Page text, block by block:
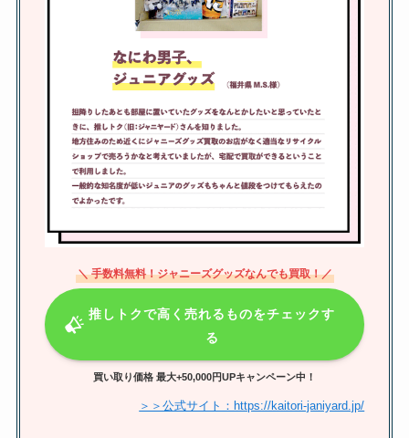
アイドルグッズ買取で持ち込みお
すすめは？東京店舗や秋葉原・注
いの？買取店舗おすすめや電池・
ジャニーズcdを買取する店舗は？
ブックオフやゲオ？おすすめや買
少年忍者の入所順一覧！どのメン
＼ 手数料無料！ジャニーズグッズなんでも買取！／
推しトクで高く売れるものをチェックす
る
買い取り価格 最大+50,000円UPキャンペーン中！
＞＞公式サイト：https://kaitori-janiyard.jp/